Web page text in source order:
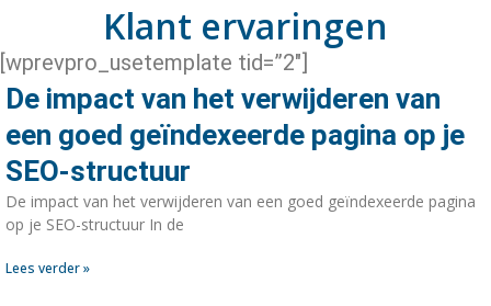
Klant ervaringen
[wprevpro_usetemplate tid=”2″]
De impact van het verwijderen van
een goed geïndexeerde pagina op je
SEO-structuur
De impact van het verwijderen van een goed geïndexeerde pagina
op je SEO-structuur In de
Lees verder »